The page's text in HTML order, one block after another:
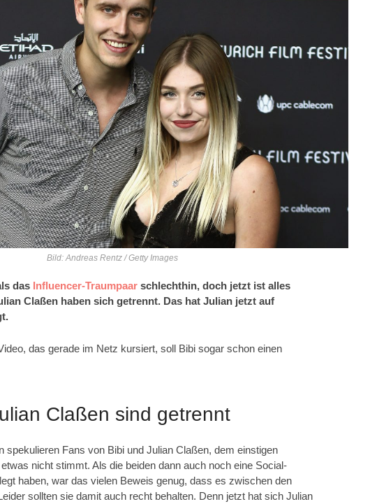
Bild: Andreas Rentz / Getty Images
das Influencer-Traumpaar schlechthin, doch jetzt ist alles
Claßen haben sich getrennt. Das hat Julian jetzt auf
das gerade im Netz kursiert, soll Bibi sogar schon einen
Claßen sind getrennt
spekulieren Fans von Bibi und Julian Claßen, dem einstigen
nicht stimmt. Als die beiden dann auch noch eine Social-
haben, war das vielen Beweis genug, dass es zwischen den
sollten sie damit auch recht behalten. Denn jetzt hat sich Julian